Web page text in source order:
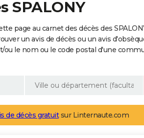
SPALONY
page au carnet des décès des
un avis de décès ou un avis
le nom ou le code postal d'une
de décès gratuitsur Linternaute.com